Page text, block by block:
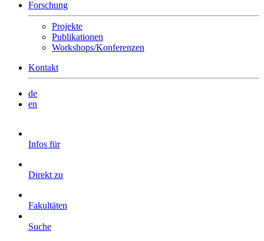
Forschung
Projekte
Publikationen
Workshops/Konferenzen
Kontakt
de
en
Infos für
Direkt zu
Fakultäten
Suche